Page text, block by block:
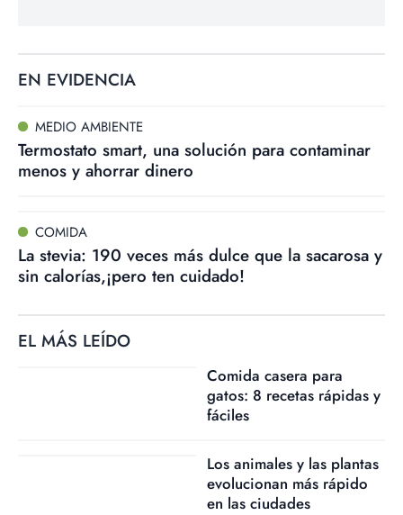
EN EVIDENCIA
MEDIO AMBIENTE
Termostato smart, una solución para contaminar
menos y ahorrar dinero
COMIDA
La stevia: 190 veces más dulce que la sacarosa y
sin calorías,¡pero ten cuidado!
EL MÁS LEÍDO
Comida casera para
gatos: 8 recetas rápidas y
fáciles
Los animales y las plantas
evolucionan más rápido
en las ciudades